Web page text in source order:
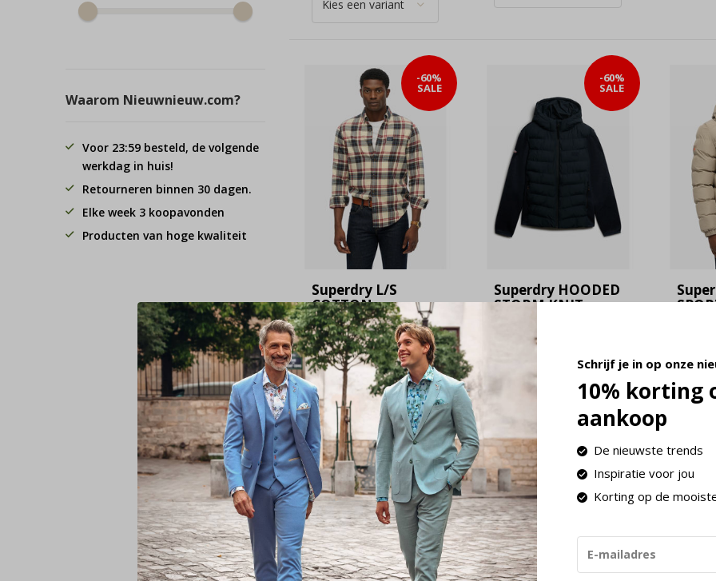
Superdry L/S
COTTON
LUMBERJACK
SHIRT Peyton
Check White
(M4011047A - G7R)
-60%
SALE
74,99 € 30,-
Deliverytime
Superdry HOODED
STORM KNIT
Eclipse Navy
(M5012293A - 98T)
-60%
SALE
€ 52,-
9UN)
129,99
Voor 23:59 besteld, de volgende werkdag in huis!
Waarom Nieuwnieuw.com?
Voor 23:59 besteld, de volgende
werkdag in huis!
Retourneren binnen 30 dagen.
Elke week 3 koopavonden
Producten van hoge kwaliteit
Schrijf je in op onze
10% korting
aankoop
De nieuwste trends
Inspiratie voor jou
Korting op de